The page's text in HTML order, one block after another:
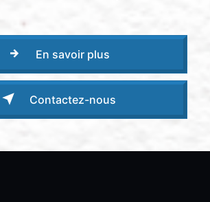
En savoir plus
Contactez-nous